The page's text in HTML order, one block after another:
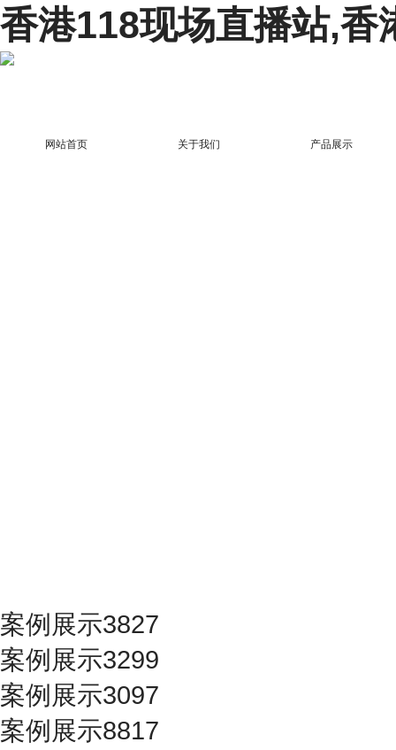
香港118现场直播站,香
网站首页 关于我们 产品展示
案例展示3827
案例展示3299
案例展示3097
案例展示8817